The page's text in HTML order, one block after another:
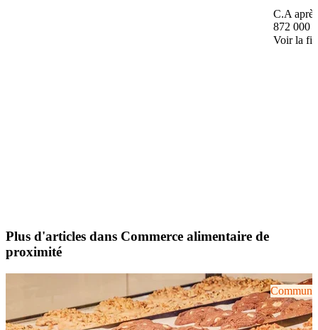
C.A
872 000 €
Voir la
Plus d'articles dans Commerce alimentaire de
proximité